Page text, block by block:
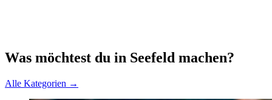
Was möchtest du in Seefeld machen?
Alle Kategorien →